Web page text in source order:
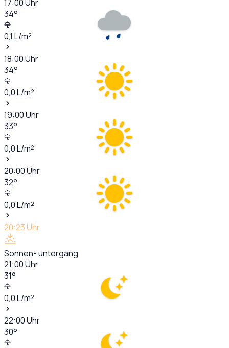
17:00Uhr
34°
0,1 L/m²
18:00Uhr
34°
0,0L/m²
19:00Uhr
33°
0,0L/m²
20:00Uhr
32°
0,0L/m²
20:23Uhr
Sonnen- untergang
21:00Uhr
31°
0,0L/m²
22:00Uhr
30°